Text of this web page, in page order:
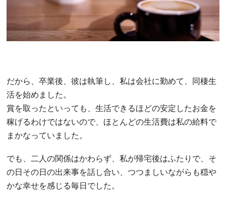
だから、卒業後、彼は執筆し、私は会社に勤めて、同棲生
活を始めました。
賞を取ったといっても、生活できるほどの安定したお金を
稼げるわけではないので、ほとんどの生活費は私の給料で
まかなっていました。
でも、二人の関係はかわらず、私が帰宅後はふたりで、そ
の日その日の出来事を話し合い、つつましいながらも穏や
かな幸せを感じる毎日でした。